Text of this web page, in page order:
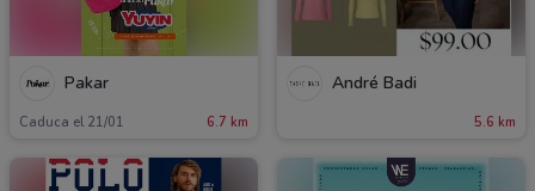
Pakar
Caduca el 21/01 6.7 km
André Badi
5.6 km